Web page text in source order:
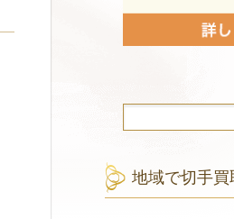
地域で切手買